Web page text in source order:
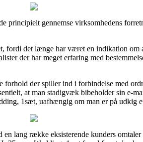
principielt gennemse virksomhedens
fordi det længe har været en indikation om
der har meget erfaring med
der spiller ind i forbindelse med
at man stadigvæk bibeholder sin e-
1sæt, uafhængig om man er på udkig
lang række eksisterende kunders